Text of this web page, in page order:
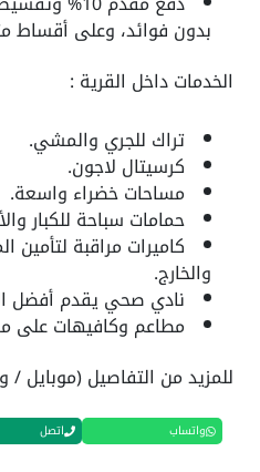
بدون فوائد، وعلى أقساط
الخدمات داخل القرية :
تراك للجري والمشي.
كرسيتال لاجون.
مساحات خضراء واسعة.
حمامات سباحة للكبار
كاميرات مراقبة لتأمين
والخارج.
نادي صحي يقدم أفضل
مطاعم وكافيهات على
للمزيد من التفاصيل (موبايل / واتساب)
واتساب اتصل